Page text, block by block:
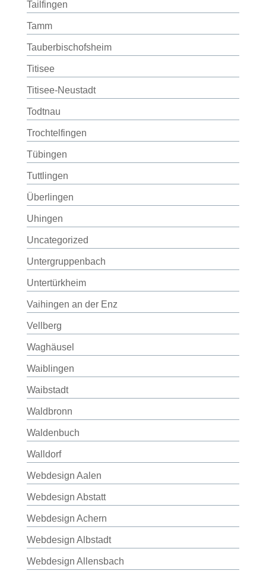
Tailfingen
Tamm
Tauberbischofsheim
Titisee
Titisee-Neustadt
Todtnau
Trochtelfingen
Tübingen
Tuttlingen
Überlingen
Uhingen
Uncategorized
Untergruppenbach
Untertürkheim
Vaihingen an der Enz
Vellberg
Waghäusel
Waiblingen
Waibstadt
Waldbronn
Waldenbuch
Walldorf
Webdesign Aalen
Webdesign Abstatt
Webdesign Achern
Webdesign Albstadt
Webdesign Allensbach